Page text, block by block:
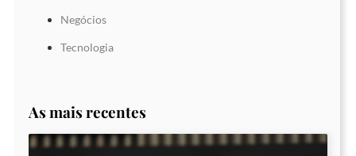
Negócios
Tecnologia
As mais recentes